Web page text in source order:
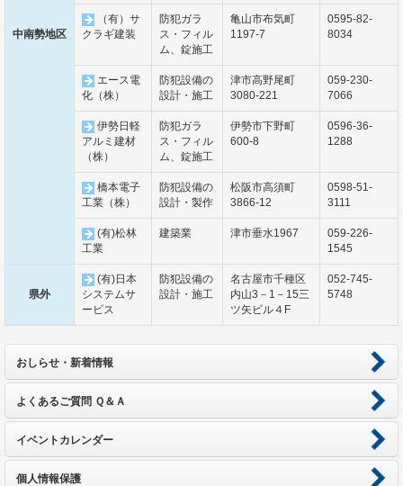
中南勢地区
（有）サ
クラギ建装
防犯ガラ
ス・フィル
ム、錠施工
亀山市布気町
1197-7
0595-82-
8034
エース電
化（株）
防犯設備の
設計・施工
津市高野尾町
3080-221
059-230-
7066
伊勢日軽
アルミ建材
（株）
防犯ガラ
ス・フィル
ム、錠施工
伊勢市下野町
600-8
0596-36-
1288
橋本電子
工業（株）
防犯設備の
設計・製作
松阪市高須町
3866-12
0598-51-
3111
(有)松林
工業
建築業 津市垂水1967
059-226-
1545
県外
(有)日本
システムサ
ービス
防犯設備の
設計・施工
名古屋市千種区
内山3－1－15三
ツ矢ビル４F
052-745-
5748
おしらせ・新着情報
よくあるご質問 Ｑ＆Ａ
イベントカレンダー
個人情報保護